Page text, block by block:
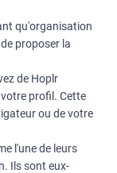
qu'organisation
proposer la
de Hoplr
profil. Cette
ou de votre
l'une de leurs
Ils sont eux-